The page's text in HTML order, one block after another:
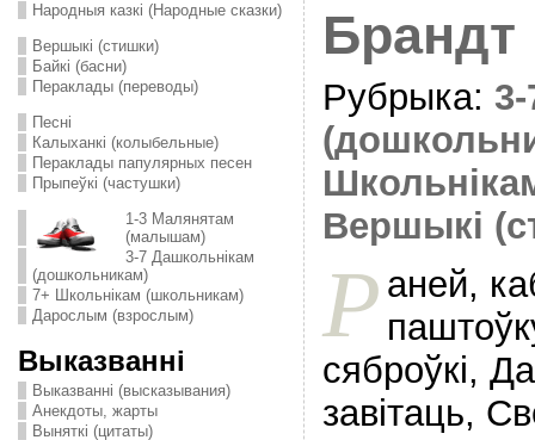
Народныя казкі (Народные сказки)
Вершыкі (стишки)
Байкі (басни)
Пераклады (переводы)
Песні
Калыханкі (колыбельные)
Пераклады папулярных песен
Прыпеўкі (частушки)
1-3 Малянятам
(малышам)
3-7 Дашкольнікам
(дошкольникам)
7+ Школьнікам (школьникам)
Дарослым (взрослым)
Выказванні
Выказванні (высказывания)
Анекдоты, жарты
Выняткі (цитаты)
Брандт
Рубрыка:
Вершыкі
Р аней,
сяброўкi,
завiтаць,